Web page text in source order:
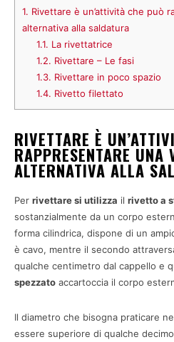
1. Rivettare è un’attività che può
alternativa alla saldatura
1.1. La rivettatrice
1.2. Rivettare – Le fasi
1.3. Rivettare in poco spazio
1.4. Rivetto filettato
RIVETTARE È
RAPPRESENTARE UNA
ALTERNATIVA ALLA
Per rivettare si utilizza il rivetto a
sostanzialmente da un corpo
forma cilindrica, dispone di un
è cavo, mentre il secondo
qualche centimetro dal cappello e
spezzato accartoccia il corpo
Il diametro che bisogna praticare
essere superiore di qualche